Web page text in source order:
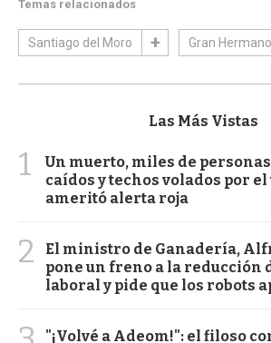
Temas relacionados
Santiago del Moro Gran
Las Más Vistas
1
Un muerto, miles de
caídos y techos volados por
ameritó alerta roja
2
El ministro de Ganadería,
pone un freno a la reducción
laboral y pide que los robots
"¡Volvé a Adeom!": el filoso